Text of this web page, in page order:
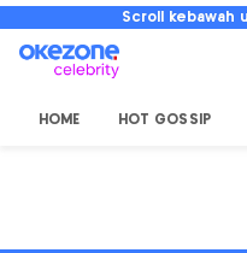
Scroll kebawah
HOME HOT GOSSIP